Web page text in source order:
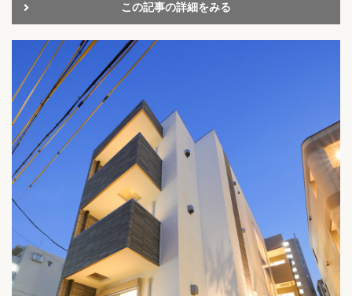
この記事の詳細をみる